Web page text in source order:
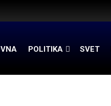
POLITIKA SVET